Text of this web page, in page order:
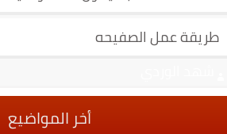
طريقة عمل الصفيحه
أخر المواضيع